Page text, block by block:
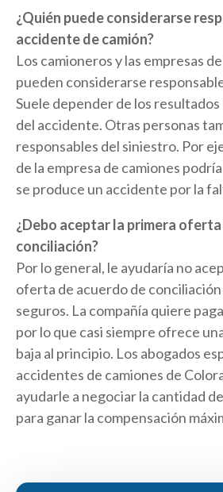
¿Quién puede considerarse
accidente de camión?
Los camioneros y las empresas
pueden considerarse
Suele depender de los
del accidente. Otras personas
responsables del siniestro. Por
de la empresa de camiones
se produce un accidente por la
¿Debo aceptar la primera
conciliación?
Por lo general, le ayudaría no
oferta de acuerdo de conciliación
seguros. La compañía quiere
por lo que casi siempre ofrece
baja al principio. Los abogados
accidentes de camiones de
ayudarle a negociar la cantidad
para ganar la compensación